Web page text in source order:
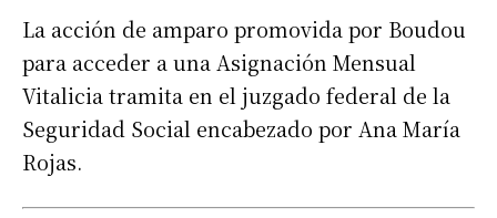
La acción de amparo promovida por Boudou
para acceder a una Asignación Mensual
Vitalicia tramita en el juzgado federal de la
Seguridad Social encabezado por Ana María
Rojas.